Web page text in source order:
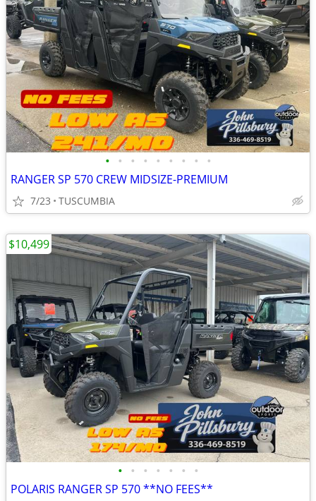
• • • • • • • • •
RANGER SP 570 CREW MIDSIZE-PREMIUM
7/23 TUSCUMBIA
• • • • • • •
POLARIS RANGER SP 570 **NO FEES**
$10,499